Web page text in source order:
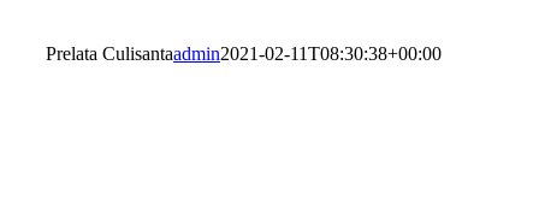
Prelata Culisantaadmin2021-02-11T08:30:38+00:00